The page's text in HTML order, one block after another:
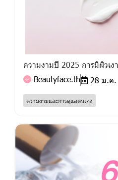
ความงามปี 2025 การมีผิวเง
Beautyface.th
28 ม.ค
ความงามและการดูแลตนเอง